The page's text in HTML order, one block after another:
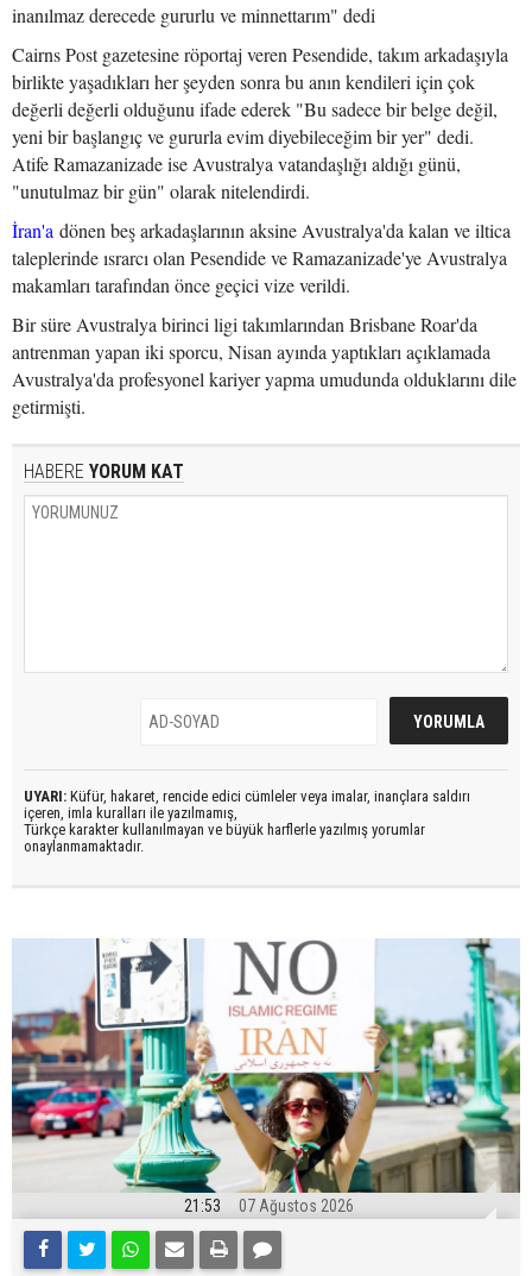
inanılmaz derecede gururlu ve minnettarım" dedi
Cairns Post gazetesine röportaj veren Pesendide, takım arkadaşıyla
birlikte yaşadıkları her şeyden sonra bu anın kendileri için çok
değerli değerli olduğunu ifade ederek "Bu sadece bir belge değil,
yeni bir başlangıç ve gururla evim diyebileceğim bir yer" dedi.
Atife Ramazanizade ise Avustralya vatandaşlığı aldığı günü,
"unutulmaz bir gün" olarak nitelendirdi.
İran'a dönen beş arkadaşlarının aksine Avustralya'da kalan ve iltica
taleplerinde ısrarcı olan Pesendide ve Ramazanizade'ye Avustralya
makamları tarafından önce geçici vize verildi.
Bir süre Avustralya birinci ligi takımlarından Brisbane Roar'da
antrenman yapan iki sporcu, Nisan ayında yaptıkları açıklamada
Avustralya'da profesyonel kariyer yapma umudunda olduklarını dile
getirmişti.
HABERE YORUM KAT
UYARI: Küfür, hakaret, rencide edici cümleler veya imalar, inançlara saldırı
içeren, imla kuralları ile yazılmamış,
Türkçe karakter kullanılmayan ve büyük harflerle yazılmış yorumlar
onaylanmamaktadır.
21:53 07 Ağustos 2026